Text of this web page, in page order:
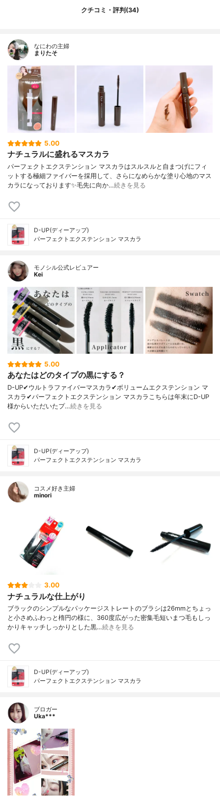
クチコミ・評判(34)
なにわの主婦
まりたそ
5.00
ナチュラルに盛れるマスカラ
パーフェクトエクステンション マスカラはスルスルと自まつげにフィ
ットする極細ファイバーを採用して、さらになめらかな塗り心地のマス
カラになっております✨毛先に向か…続きを見る
D-UP(ディーアップ)
パーフェクトエクステンション マスカラ
モノシル公式レビュアー
Kei
5.00
あなたはどのタイプの黒にする？
D-UP✔︎ウルトラファイバーマスカラ✔︎ボリュームエクステンション マ
スカラ✔︎パーフェクトエクステンション マスカラこちらは年末にD-UP
様からいただいたプ…続きを見る
D-UP(ディーアップ)
パーフェクトエクステンション マスカラ
コスメ好き主婦
minori
3.00
ナチュラルな仕上がり
ブラックのシンプルなパッケージストレートのブラシは26mmとちょっ
と小さめふわっと楕円の様に、360度広がった密集毛短いまつ毛もしっ
かりキャッチしっかりとした黒…続きを見る
D-UP(ディーアップ)
パーフェクトエクステンション マスカラ
ブロガー
Uka***